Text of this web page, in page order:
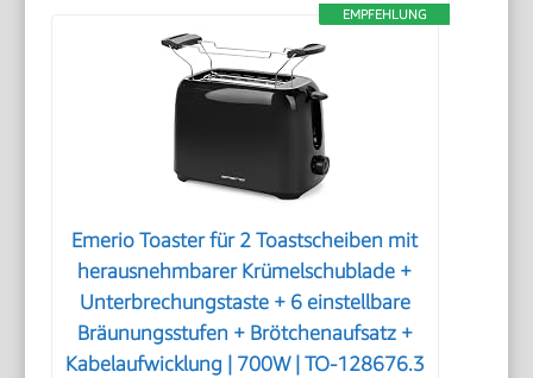
EMPFEHLUNG
Emerio Toaster für 2 Toastscheiben mit
herausnehmbarer Krümelschublade +
Unterbrechungstaste + 6 einstellbare
Bräunungsstufen + Brötchenaufsatz +
Kabelaufwicklung | 700W | TO-128676.3